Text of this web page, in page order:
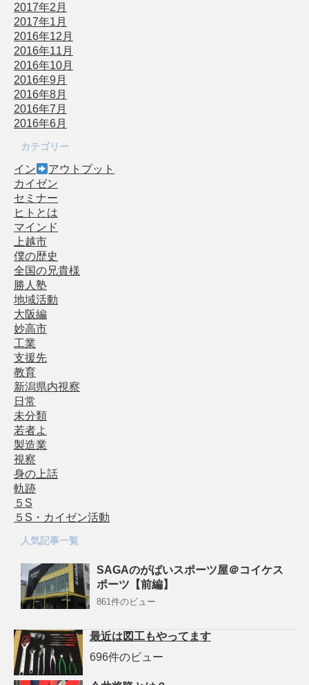
2017年2月
2017年1月
2016年12月
2016年11月
2016年10月
2016年9月
2016年8月
2016年7月
2016年6月
カテゴリー
イン
アウトプット
カイゼン
セミナー
ヒトとは
マインド
上越市
僕の歴史
全国の兄貴様
勝人塾
地域活動
大阪編
妙高市
工業
支援先
教育
新潟県内視察
日常
未分類
若者よ
製造業
視察
身の上話
軌跡
５S
５S・カイゼン活動
人気記事一覧
SAGAのがばいスポーツ屋＠コイケス
ポーツ【前編】
861件のビュー
最近は図工もやってます
696件のビュー